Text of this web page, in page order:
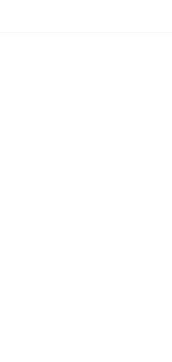
之外，民間自營的音樂中心、琴行